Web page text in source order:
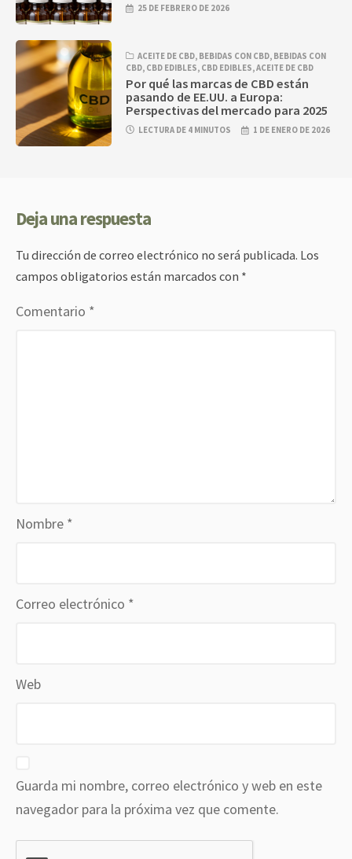
25 DE FEBRERO DE 2026
ACEITE DE CBD, BEBIDAS CON CBD, BEBIDAS CON
CBD, CBD EDIBLES, CBD EDIBLES,ACEITE DE CBD
Por qué las marcas de CBD están
pasando de EE.UU. a Europa:
Perspectivas del mercado para 2025
LECTURA DE 4 MINUTOS 1 DE ENERO DE 2026
Deja una respuesta
Tu dirección de correo electrónico no será publicada. Los
campos obligatorios están marcados con *
Comentario *
Nombre *
Correo electrónico *
Web
Guarda mi nombre, correo electrónico y web en este
navegador para la próxima vez que comente.